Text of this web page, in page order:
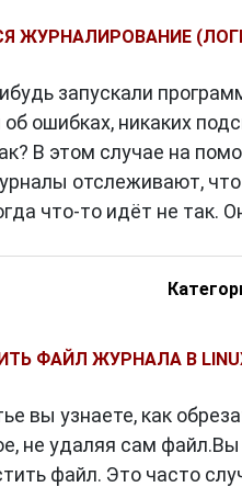
ЖУРНАЛИРОВАНИЕ
запускали
ошибках, никаких
В этом случае на
отслеживают,
что-то идёт не так.
ФАЙЛ ЖУРНАЛА В
вы узнаете, как
не удаляя сам файл.Вы
файл. Это часто